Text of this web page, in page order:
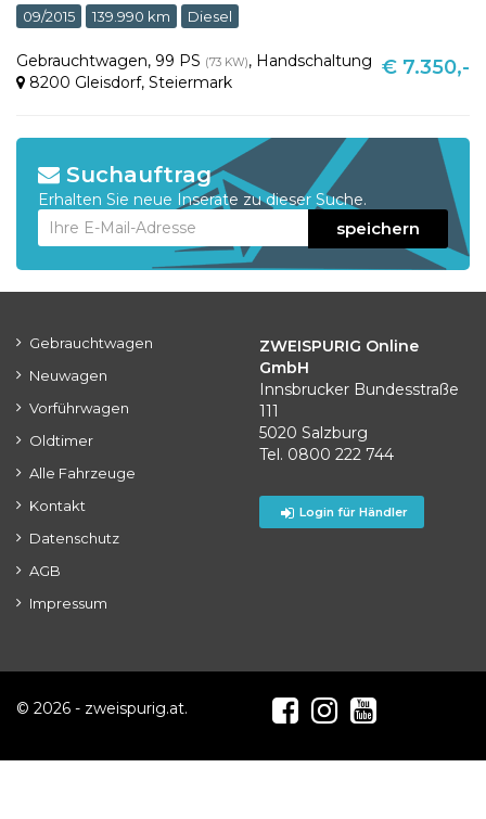
09/2015 139.990 km Diesel
Gebrauchtwagen, 99 PS (73 KW), Handschaltung
8200 Gleisdorf, Steiermark
€ 7.350,-
Suchauftrag
Erhalten Sie neue Inserate zu dieser Suche.
speichern
Gebrauchtwagen
Neuwagen
Vorführwagen
Oldtimer
Alle Fahrzeuge
Kontakt
Datenschutz
AGB
Impressum
ZWEISPURIG Online
GmbH
Innsbrucker Bundesstraße
111
5020 Salzburg
Tel. 0800 222 744
Login für Händler
© 2026 - zweispurig.at.